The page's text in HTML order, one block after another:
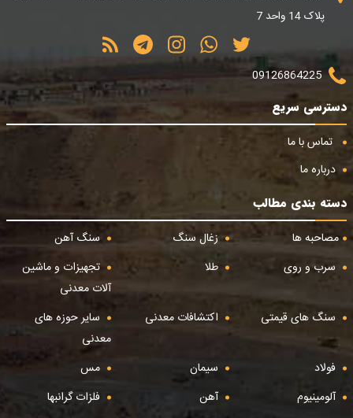
پلاک 14 واحد 7
09126864225
دسترسی سریع
تماس با ما
درباره ما
دسته بندی مطالب
مصاحبه ها
زغال سنگ
سنگ آهن
سرب و روی
طلا
تجهیزات و ماشین
آلات معدنی
سنگ های قیمتی
اکتشافات معدنی
سایر حوزه های
معدنی
فولاد
سیمان
مس
آلومینیوم
آهن
فلزات گرانبها